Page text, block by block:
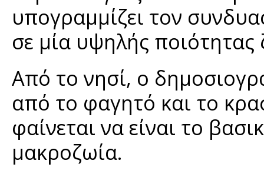
υπογραμμίζει τον
σε μία υψηλής ποιότητας
Από το νησί, ο
από το φαγητό και το
φαίνεται να είναι το
μακροζωία.